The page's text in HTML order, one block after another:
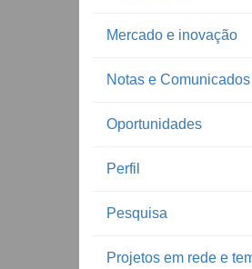
Mercado e inovação
Notas e Comunicados
Oportunidades
Perfil
Pesquisa
Projetos em rede e